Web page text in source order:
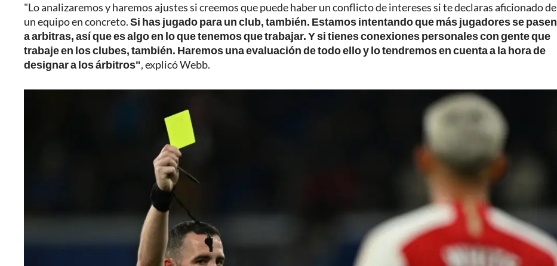
"Lo analizaremos y haremos ajustes si creemos que puede haber un conflicto de intereses si te declaras aficionado de
un equipo en concreto.Si has jugado para un club, también. Estamos intentando que más jugadores se pasen
a arbitras, así que es algo en lo que tenemos que trabajar. Y si tienes conexiones personales con gente que
trabaje en los clubes, también. Haremos una evaluación de todo ello y lo tendremos en cuenta a la hora de
designar a los árbitros", explicó Webb.